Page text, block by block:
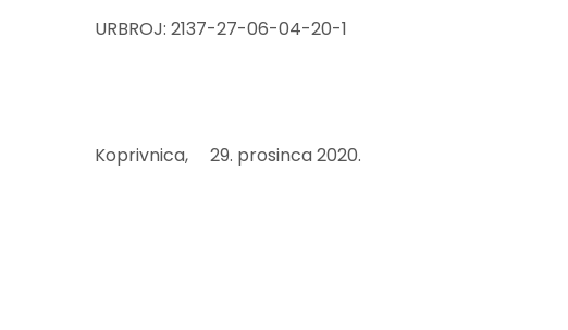
URBROJ: 2137-27-06-04-20-1
Koprivnica, 29. prosinca 2020.